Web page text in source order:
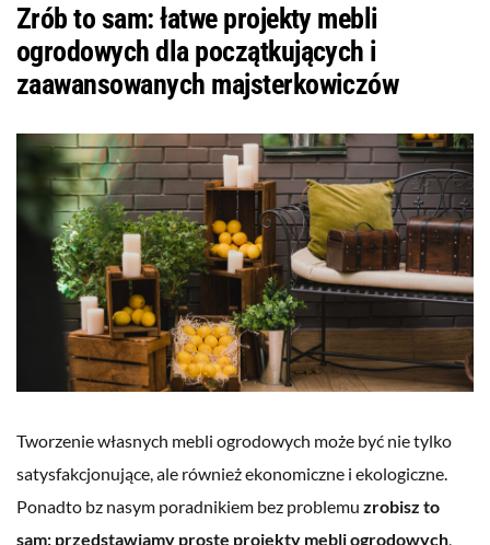
Zrób to sam: łatwe projekty mebli
ogrodowych dla początkujących i
zaawansowanych majsterkowiczów
Tworzenie własnych mebli ogrodowych może być nie tylko
satysfakcjonujące, ale również ekonomiczne i ekologiczne.
Ponadto bz nasym poradnikiem bez problemu zrobisz to
sam: przedstawiamy proste projekty mebli ogrodowych,